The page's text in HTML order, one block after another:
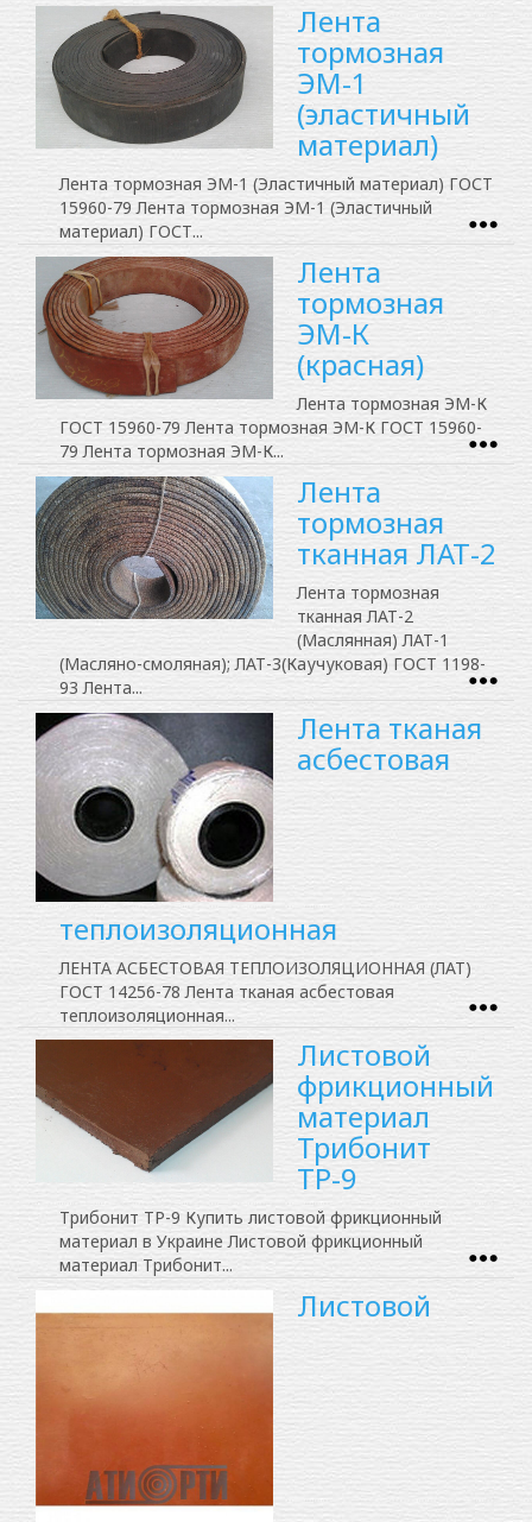
Лента
тормозная
ЭМ-1
(эластичный
материал)
Лента тормозная ЭМ-1 (Эластичный материал) ГОСТ
15960-79 Лента тормозная ЭМ-1 (Эластичный
материал) ГОСТ...
Лента
тормозная
ЭМ-К
(красная)
Лента тормозная ЭМ-К
ГОСТ 15960-79 Лента тормозная ЭМ-К ГОСТ 15960-
79 Лента тормозная ЭМ-К...
Лента
тормозная
тканная ЛАТ-2
Лента тормозная
тканная ЛАТ-2
(Маслянная) ЛАТ-1
(Масляно-смоляная); ЛАТ-3(Каучуковая) ГОСТ 1198-
93 Лента...
Лента тканая
асбестовая
теплоизоляционная
ЛЕНТА АСБЕСТОВАЯ ТЕПЛОИЗОЛЯЦИОННАЯ (ЛАТ)
ГОСТ 14256-78 Лента тканая асбестовая
теплоизоляционная...
Листовой
фрикционный
материал
Трибонит
ТР-9
Трибонит ТР-9 Купить листовой фрикционный
материал в Украине Листовой фрикционный
материал Трибонит...
Листовой